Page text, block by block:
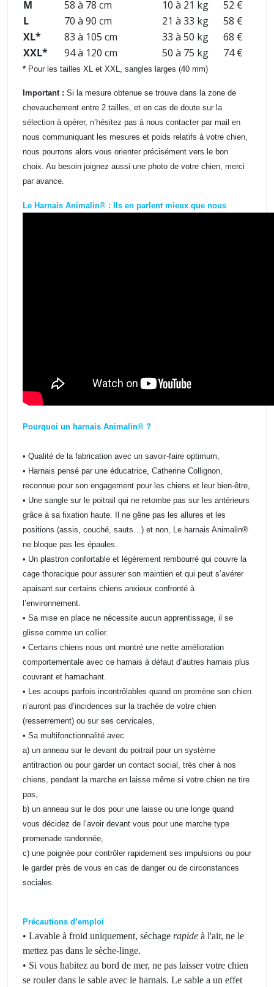
M 58 à 78 cm 10 à 21 kg
52 €
L
70 à 90 cm 21 à 33 kg
58 €
XL*
83 à 105 cm 33 à 50 kg
68 €
XXL*
94 à 120 cm 50 à 75 kg 74 €
* Pour les tailles XL et XXL, sangles larges (40 mm)
Important : Si la mesure obtenue se trouve dans la zone de
chevauchement entre 2 tailles, et en cas de doute sur la
sélection à opérer, n’hésitez pas à nous contacter par mail en
nous communiquant les mesures et poids relatifs à votre chien,
nous pourrons alors vous orienter précisément vers le bon
choix. Au besoin joignez aussi une photo de votre chien, merci
par avance.
Le Harnais Animalin® : Ils en parlent mieux que nous
Pourquoi un harnais Animalin® ?
• Qualité de la fabrication avec un savoir-faire optimum,
• Harnais pensé par une éducatrice, Catherine Collignon,
reconnue pour son engagement pour les chiens et leur bien-être,
• Une sangle sur le poitrail qui ne retombe pas sur les antérieurs
grâce à sa fixation haute. Il ne gêne pas les allures et les
positions (assis, couché, sauts…) et non, Le harnais Animalin®
ne bloque pas les épaules.
• Un plastron confortable et légèrement rembourré qui couvre la
cage thoracique pour assurer son maintien et qui peut s’avérer
apaisant sur certains chiens anxieux confronté à
l’environnement.
• Sa mise en place ne nécessite aucun apprentissage, il se
glisse comme un collier.
• Certains chiens nous ont montré une nette amélioration
comportementale avec ce harnais à défaut d’autres harnais plus
couvrant et harnachant.
• Les acoups parfois incontrôlables quand on promène son chien
n’auront pas d’incidences sur la trachée de votre chien
(resserrement) ou sur ses cervicales,
• Sa multifonctionnalité avec
a) un anneau sur le devant du poitrail pour un système
antitraction ou pour garder un contact social, très cher à nos
chiens, pendant la marche en laisse même si votre chien ne tire
pas,
b) un anneau sur le dos pour une laisse ou une longe quand
vous décidez de l’avoir devant vous pour une marche type
promenade randonnée,
c) une poignée pour contrôler rapidement ses impulsions ou pour
le garder près de vous en cas de danger ou de circonstances
sociales.
Précautions d’emploi
• Lavable à froid uniquement, séchage rapide à l'air, ne le
mettez pas dans le sèche-linge.
• Si vous habitez au bord de mer, ne pas laisser votre chien
se rouler dans le sable avec le harnais. Le sable a un effet